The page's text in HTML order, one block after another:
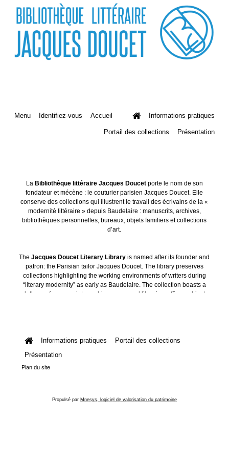
Menu Identifiez-vous Accueil Informations pratiques
Portail des collections Présentation
La Bibliothèque littéraire Jacques Doucetporte le nom de son
fondateur et mécène : le couturier parisien Jacques Doucet. Elle
conserve des collections qui illustrent le travail des écrivains de la «
modernité littéraire » depuis Baudelaire : manuscrits, archives,
bibliothèques personnelles, bureaux, objets familiers et collections
d’art.
TheJacques Doucet Literary Library is named after its founder and
patron: the Parisian tailor Jacques Doucet. The library preserves
collections highlighting the working environments of writers during
“literary modernity” as early as Baudelaire. The collection boasts a
plethora of manuscripts, archives, personal libraries, offices, objects
Informations pratiques
Portail des collections
Présentation
Plan du site
Propulsé par Mnesys, logiciel de valorisation du patrimoine